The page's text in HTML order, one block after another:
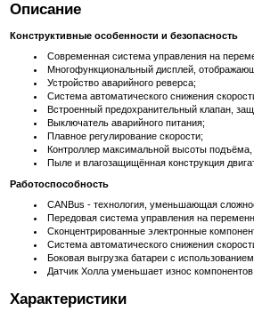
Описание
Конструктивные особенности и безопасность
Современная система управления на
Многофункциональный дисплей,
Устройство аварийного реверса;
Система автоматического снижения
Встроенный предохранительный клапан,
Выключатель аварийного питания;
Плавное регулирование скорости;
Контроллер максимальной высоты
Пыле и влагозащищённая конструкция
Работоспособность
CANBus - технология, уменьшающая
Передовая система управления на
Сконцентрированные электронные
Система автоматического снижения
Боковая выгрузка батареи с
Датчик Холла уменьшает износ
Характеристики